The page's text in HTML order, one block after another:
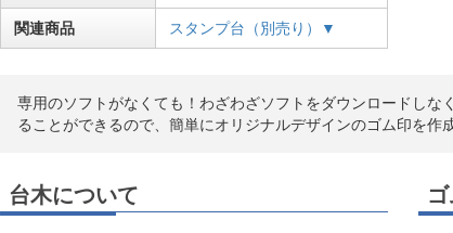
関連商品 スタンプ台（別売り）▼
専用のソフトがなくても！わざわざソフトをダウンロードしな
ることができるので、簡単にオリジナルデザインのゴム印を作
台木について